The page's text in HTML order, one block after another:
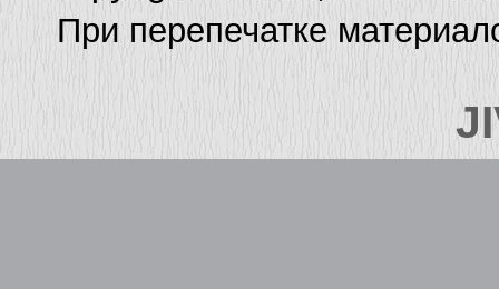
При перепечатке